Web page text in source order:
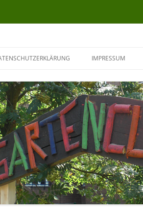
IMPRESSUM